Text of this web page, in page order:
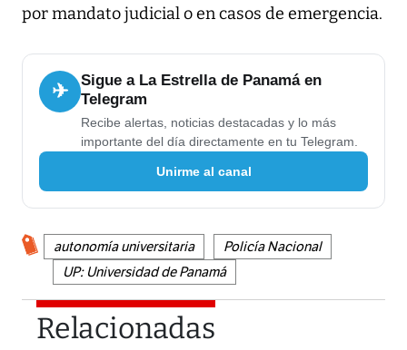
por mandato judicial o en casos de emergencia.
✈
Sigue a La Estrella de Panamá en
Telegram
Recibe alertas, noticias destacadas y lo más
importante del día directamente en tu Telegram.
Unirme al canal
autonomía universitaria
Policía Nacional
UP: Universidad de Panamá
Relacionadas